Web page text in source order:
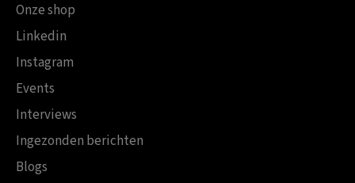
Onze shop
Linkedin
Instagram
Events
Interviews
Ingezonden berichten
Blogs